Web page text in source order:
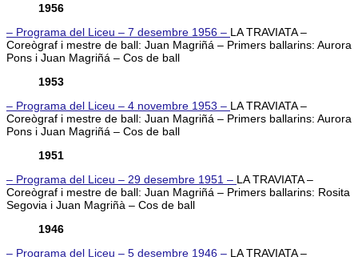
1956
– Programa del Liceu – 7 desembre 1956 – LA TRAVIATA –
Coreògraf i mestre de ball: Juan Magriñá – Primers ballarins: Aurora
Pons i Juan Magriñá – Cos de ball
1953
– Programa del Liceu – 4 novembre 1953 – LA TRAVIATA –
Coreògraf i mestre de ball: Juan Magriñá – Primers ballarins: Aurora
Pons i Juan Magriñá – Cos de ball
1951
– Programa del Liceu – 29 desembre 1951 – LA TRAVIATA –
Coreògraf i mestre de ball: Juan Magriñá – Primers ballarins: Rosita
Segovia i Juan Magriñà – Cos de ball
1946
– Programa del Liceu – 5 desembre 1946 – LA TRAVIATA –